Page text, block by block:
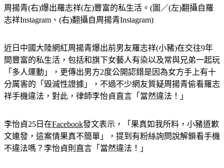
志祥Instagram、(右)翻攝自周揚青Instagram)
間豐富的私生活，包括和旗下女藝人有染以及常與兄弟一起玩
「多人運動」，更傳出男方2度公開認錯是因為女方手上有十
分厲害的「毀滅性證據」，不過不少網友質疑周揚青偷看羅志
祥手機違法，對此，律師李怡貞直言「當然違法！」
文連發，這案情果真不簡單」，提到有粉絲詢問說解鎖看手機
不違法嗎？李怡貞則直言「當然違法！」